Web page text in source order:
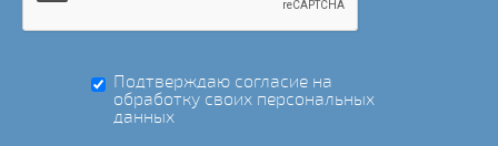
Подтверждаю согласие на
обработку своих персональных
данных